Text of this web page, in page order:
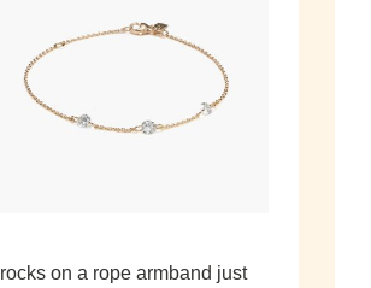
rocks on a rope armband just